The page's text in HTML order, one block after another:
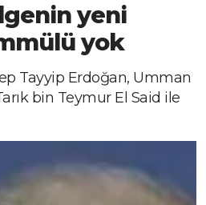
yeni
yok
Tayyip Erdoğan, Umman
bin Teymur El Said ile